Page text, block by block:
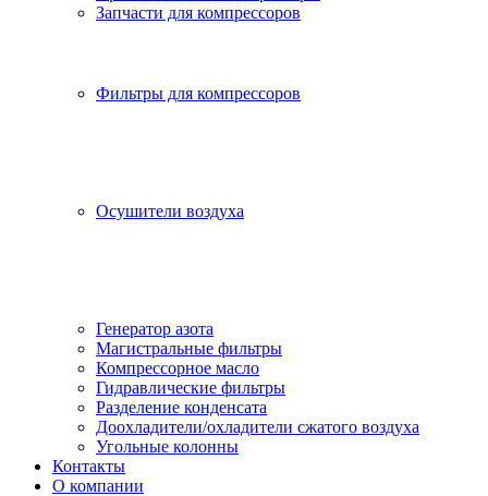
Запчасти для компрессоров
Фильтры для компрессоров
Осушители воздуха
Генератор азота
Магистральные фильтры
Компрессорное масло
Гидравлические фильтры
Разделение конденсата
Доохладители/охладители сжатого воздуха
Угольные колонны
Контакты
О компании